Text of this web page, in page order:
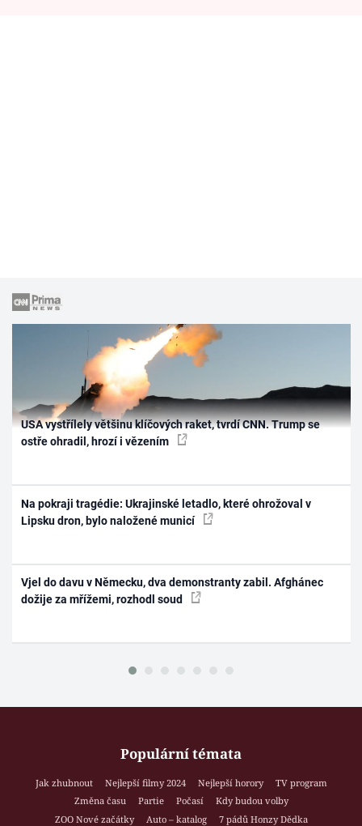
USA vystřílely většinu klíčových raket, tvrdí CNN. Trump se
ostře ohradil, hrozí i vězením
Na pokraji tragédie: Ukrajinské letadlo, které ohrožoval v
Lipsku dron, bylo naložené municí
Vjel do davu v Německu, dva demonstranty zabil. Afghánec
dožije za mřížemi, rozhodl soud
Populární témata
Jak zhubnout Nejlepší filmy 2024 Nejlepší horory
TV program
Změna času
Partie Počasí
Kdy budou volby
ZOO Nové začátky
Auto – katalog
7 pádů Honzy Dědka